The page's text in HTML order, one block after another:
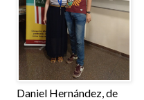
Daniel Hernández, de